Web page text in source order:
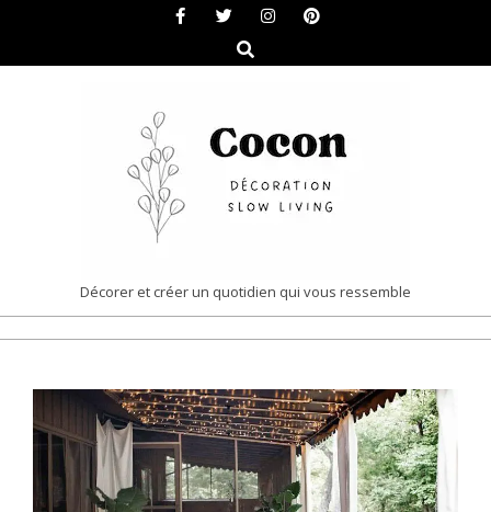
content
Search
COCON
|
&
SLOW
LIVING
Décorer et créer un quotidien qui vous ressemble